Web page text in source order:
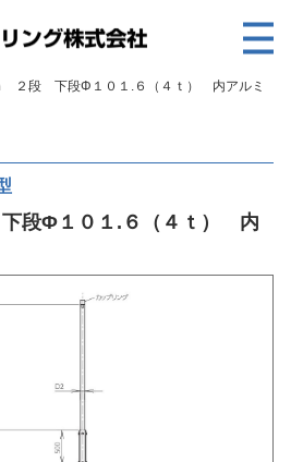
人データの共同利用について
２段 下段Φ１０１.６（４ｔ） 内アルミ
段Φ１０１.６（４ｔ） 内